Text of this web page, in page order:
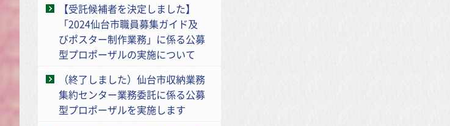
【受託候補者を決定しました】
「2024仙台市職員募集ガイド及
びポスター制作業務」に係る公募
型プロポーザルの実施について
（終了しました）仙台市収納業務
集約センター業務委託に係る公募
型プロポーザルを実施します